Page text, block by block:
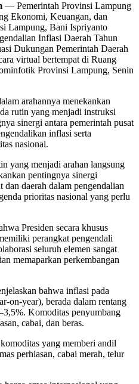
— Pemerintah Provinsi Lampung
Ekonomi, Keuangan, dan
Lampung, Bani Ispriyanto
Inflasi Daerah Tahun
Dukungan Pemerintah Daerah
virtual bertempat di Ruang
Provinsi Lampung, Senin
arahannya menekankan
rutin yang menjadi instruksi
sinergi antara pemerintah pusat
inflasi serta
nasional.
yang menjadi arahan langsung
pentingnya sinergi
dan daerah dalam pengendalian
prioritas nasional yang perlu
Presiden secara khusus
perangkat pengendali
seluruh elemen sangat
memaparkan perkembangan
bahwa inflasi pada
on-year), berada dalam rentang
Komoditas penyumbang
cabai, dan beras.
yang memberi andil
perhiasan, cabai merah, telur